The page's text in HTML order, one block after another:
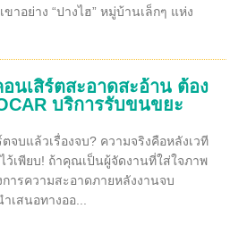
ขาอย่าง “ปางไฮ” หมู่บ้านเล็กๆ แห่ง
อนเสิร์ตสะอาดสะอ้าน ต้อง
บริการรับขนขยะ
จบแล้วเรื่องจบ? ความจริงคือหลังเวที
ว้เพียบ! ถ้าคุณเป็นผู้จัดงานที่ใส่ใจภาพ
ารความสะอาดภายหลังงานจบ
เสนอทางออ...